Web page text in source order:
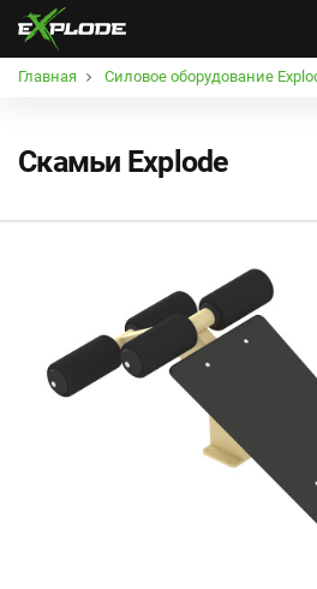
Главная Силовое оборудование
Скамьи Explode